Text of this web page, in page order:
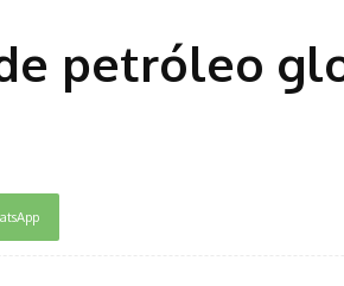
petróleo